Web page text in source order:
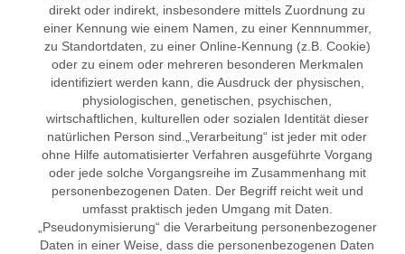
direkt oder indirekt, insbesondere mittels Zuordnung zu
einer Kennung wie einem Namen, zu einer Kennnummer,
zu Standortdaten, zu einer Online-Kennung (z.B. Cookie)
oder zu einem oder mehreren besonderen Merkmalen
identifiziert werden kann, die Ausdruck der physischen,
physiologischen, genetischen, psychischen,
wirtschaftlichen, kulturellen oder sozialen Identität dieser
natürlichen Person sind.„Verarbeitung“ ist jeder mit oder
ohne Hilfe automatisierter Verfahren ausgeführte Vorgang
oder jede solche Vorgangsreihe im Zusammenhang mit
personenbezogenen Daten. Der Begriff reicht weit und
umfasst praktisch jeden Umgang mit Daten.
„Pseudonymisierung“ die Verarbeitung personenbezogener
Daten in einer Weise, dass die personenbezogenen Daten